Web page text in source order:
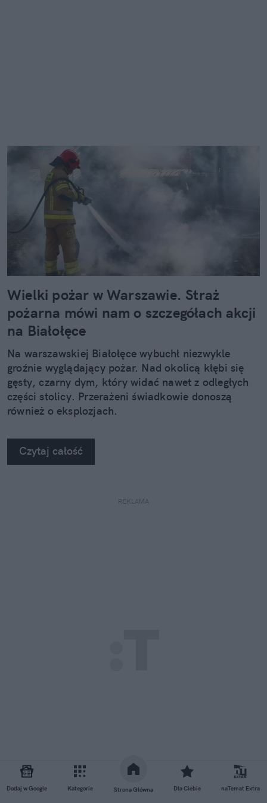
Dodaj w Google Kategorie Strona Główna Dla Ciebie naTemat Extra
Wielki pożar w Warszawie. Straż
pożarna mówi nam o szczegółach akcji
na Białołęce
Na warszawskiej Białołęce wybuchł niezwykle
groźnie wyglądający pożar. Nad okolicą kłębi się
gęsty, czarny dym, który widać nawet z odległych
części stolicy. Przerażeni świadkowie donoszą
również o eksplozjach.
Czytaj całość
REKLAMA